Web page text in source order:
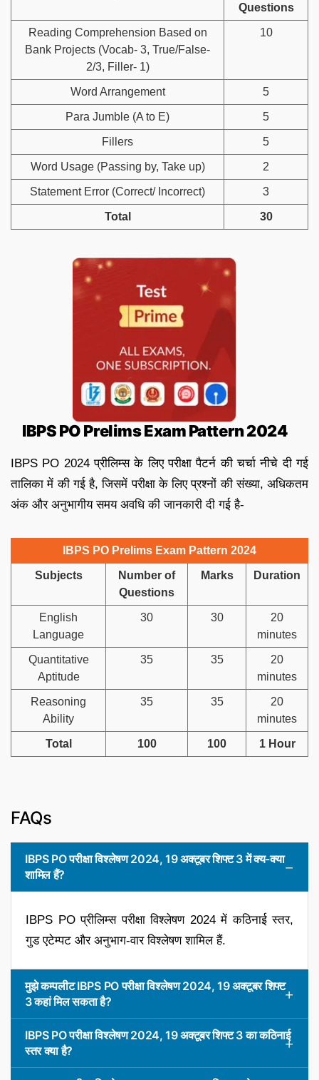
Questions
Reading Comprehension Based on
Bank Projects (Vocab- 3, True/False-
2/3, Filler- 1)
10
Word Arrangement 5
Para Jumble (A to E) 5
Fillers 5
Word Usage (Passing by, Take up) 2
Statement Error (Correct/ Incorrect) 3
Total 30
IBPS PO Prelims Exam Pattern 2024
IBPS PO 2024 प्रीलिम्स के लिए परीक्षा पैटर्न की चर्चा नीचे दी गई
तालिका में की गई है, जिसमें परीक्षा के लिए प्रश्नों की संख्या, अधिकतम
अंक और अनुभागीय समय अवधि की जानकारी दी गई है-
IBPS PO Prelims Exam Pattern 2024
Subjects
Number of
Questions
Marks Duration
English
Language
30 30
20
minutes
Quantitative
Aptitude
35 35
20
minutes
Reasoning
Ability
35 35
20
minutes
Total 100 100 1 Hour
FAQs
IBPS PO परीक्षा विश्लेषण 2024, 19 अक्टूबर शिफ्ट 3 में क्य-क्या
शामिल हैं?
IBPS PO प्रीलिम्स परीक्षा विश्लेषण 2024 में कठिनाई स्तर,
गुड एटेम्पट और अनुभाग-वार विश्लेषण शामिल हैं.
मुझे कम्पलीट IBPS PO परीक्षा विश्लेषण 2024, 19 अक्टूबर शिफ्ट
3 कहां मिल सकता है?
IBPS PO परीक्षा विश्लेषण 2024, 19 अक्टूबर शिफ्ट 3 का कठिनाई
स्तर क्या है?